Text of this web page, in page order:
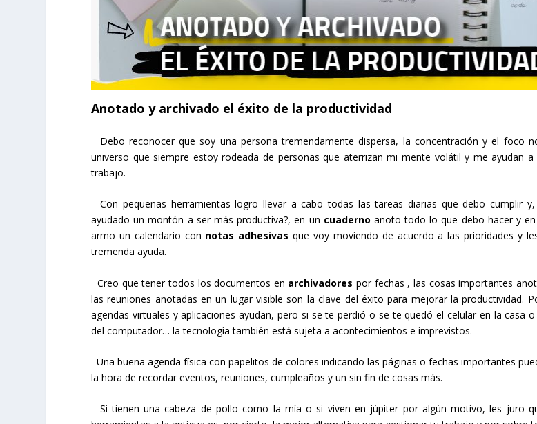
Anotado y archivado el éxito de la productividad
Debo reconocer que soy una persona tremendamente dispersa, la concentración y el foco
universo que siempre estoy rodeada de personas que aterrizan mi mente volátil y me ayudan
trabajo.
Con pequeñas herramientas logro llevar a cabo todas las tareas diarias que debo cumplir
ayudado un montón a ser más productiva?, en un cuaderno anoto todo lo que debo hacer y
armo un calendario con notas adhesivas que voy moviendo de acuerdo a las prioridades y
tremenda ayuda.
Creo que tener todos los documentos en archivadores por fechas , las cosas importantes
las reuniones anotadas en un lugar visible son la clave del éxito para mejorar la productividad.
agendas virtuales y aplicaciones ayudan, pero si se te perdió o se te quedó el celular en la casa
del computador… la tecnología también está sujeta a acontecimientos e imprevistos.
Una buena agenda física con papelitos de colores indicando las páginas o fechas importantes
la hora de recordar eventos, reuniones, cumpleaños y un sin fin de cosas más.
Si tienen una cabeza de pollo como la mía o si viven en júpiter por algún motivo, les juro